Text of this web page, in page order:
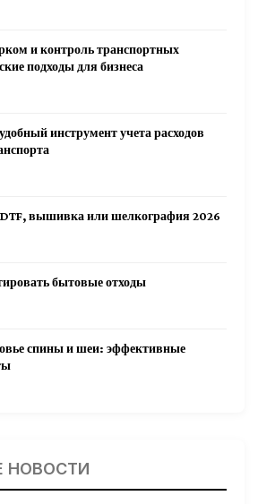
и контроль транспортных
подходы для бизнеса
инструмент учета расходов
DTF, вышивка или шелкография 2026
бытовые отходы
спины и шеи: эффективные
НОВОСТИ